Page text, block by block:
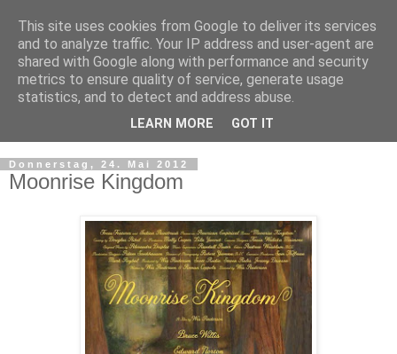
Donnerstag, 24. Mai 2012
Moonrise Kingdom
This site uses cookies from Google to deliver its services
and to analyze traffic. Your IP address and user-agent are
shared with Google along with performance and security
metrics to ensure quality of service, generate usage
statistics, and to detect and address abuse.
LEARN MORE GOT IT